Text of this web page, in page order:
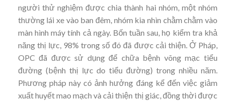
người thử nghiệm được chia thành hai nhóm, một nhóm
thường lái xe vào ban đêm, nhóm kia nhìn chằm chằm vào
màn hình máy tính cả ngày. Bốn tuần sau, họ kiểm tra khả
năng thị lực, 98% trong số đó đã được cải thiện. Ở Pháp,
OPC đã được sử dụng để chữa bệnh võng mạc tiểu
đường (bệnh thị lực do tiểu đường) trong nhiều năm.
Phương pháp này có ảnh hưởng đáng kể đến việc giảm
xuất huyết mao mạch và cải thiện thị giác, đồng thời được